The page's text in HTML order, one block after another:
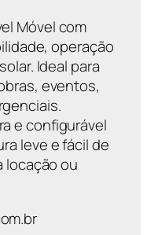
Móvel com
operação
Ideal para
eventos,
e configurável
leve e fácil de
locação ou